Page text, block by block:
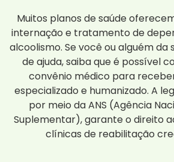
Muitos planos de saúde
internação e tratamento de
alcoolismo. Se você ou alguém da
de ajuda, saiba que é possível
convênio médico para
especializado e humanizado. A
por meio da ANS (Agência
Suplementar), garante o direito
clínicas de reabilitação